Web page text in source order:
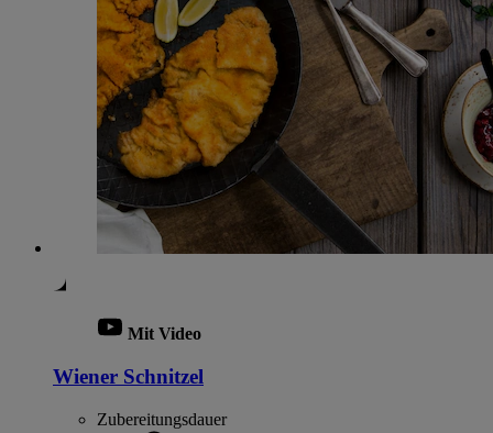
Mit Video
Wiener Schnitzel
Zubereitungsdauer